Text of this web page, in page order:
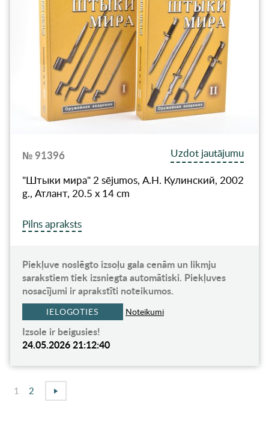
№ 91396
Uzdot jautājumu
"Штыки мира" 2 sējumos, А.Н. Кулинский, 2002
g., Атлант, 20.5 x 14 cm
Pilns apraksts
Piekļuve noslēgto izsoļu gala cenām un likmju
sarakstiem tiek izsniegta automātiski. Piekļuves
nosacījumi ir aprakstīti noteikumos.
IELOGOTIES Noteikumi
Izsole ir beigusies!
24.05.2026 21:12:40
1 2